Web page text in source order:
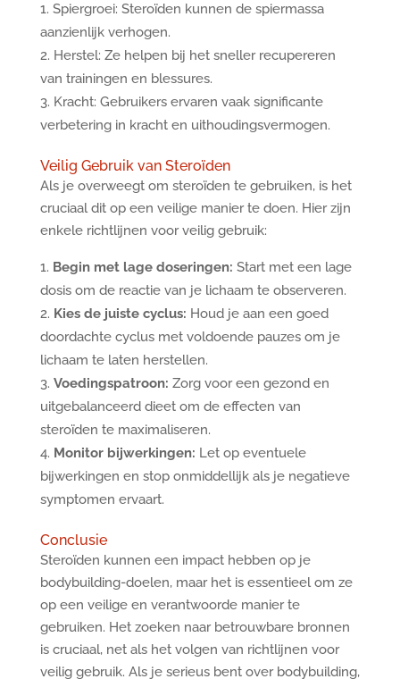
Spiergroei: Steroïden kunnen de spiermassa
aanzienlijk verhogen.
Herstel: Ze helpen bij het sneller recupereren
van trainingen en blessures.
Kracht: Gebruikers ervaren vaak significante
verbetering in kracht en uithoudingsvermogen.
Veilig Gebruik van Steroïden
Als je overweegt om steroïden te gebruiken, is het
cruciaal dit op een veilige manier te doen. Hier zijn
enkele richtlijnen voor veilig gebruik:
Begin met lage doseringen: Start met een lage
dosis om de reactie van je lichaam te observeren.
Kies de juiste cyclus: Houd je aan een goed
doordachte cyclus met voldoende pauzes om je
lichaam te laten herstellen.
Voedingspatroon: Zorg voor een gezond en
uitgebalanceerd dieet om de effecten van
steroïden te maximaliseren.
Monitor bijwerkingen: Let op eventuele
bijwerkingen en stop onmiddellijk als je negatieve
symptomen ervaart.
Conclusie
Steroïden kunnen een impact hebben op je
bodybuilding-doelen, maar het is essentieel om ze
op een veilige en verantwoorde manier te
gebruiken. Het zoeken naar betrouwbare bronnen
is cruciaal, net als het volgen van richtlijnen voor
veilig gebruik. Als je serieus bent over bodybuilding,